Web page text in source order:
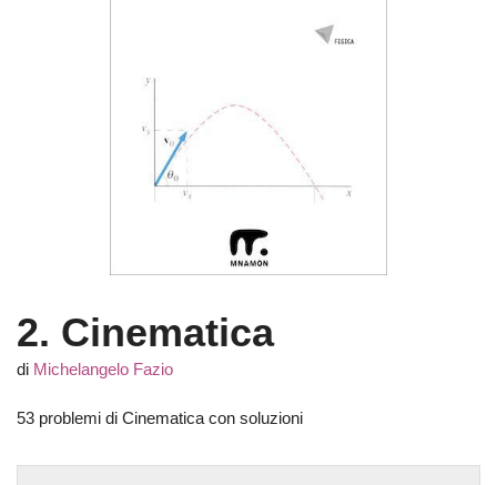
2. Cinematica
di Michelangelo Fazio
53 problemi di Cinematica con soluzioni